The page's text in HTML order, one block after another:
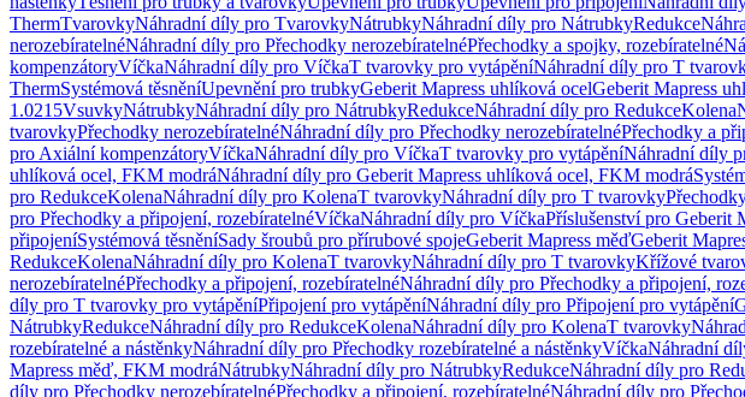
ThermTvarovkyNáhradní díly pro TvarovkyNátrubkyNáhradní díly pro NátrubkyRedukce
nerozebíratelnéNáhradní díly pro Přechodky nerozebíratelnéPřechodky a spojky, rozebíratelné
kompenzátoryVíčkaNáhradní díly pro VíčkaT tvarovky pro vytápěníNáhradní díly pro T
ThermSystémová těsněníUpevnění pro trubkyGeberit Mapress uhlíková ocelGeberit Mapress
1.0215VsuvkyNátrubkyNáhradní díly pro NátrubkyRedukceNáhradní díly pro RedukceKolena
tvarovkyPřechodky nerozebíratelnéNáhradní díly pro Přechodky nerozebíratelnéPřechodky a
pro Axiální kompenzátoryVíčkaNáhradní díly pro VíčkaT tvarovky pro vytápěníNáhradní díly
uhlíková ocel, FKM modráNáhradní díly pro Geberit Mapress uhlíková ocel, FKM modrá
pro RedukceKolenaNáhradní díly pro KolenaT tvarovkyNáhradní díly pro T tvarovky
pro Přechodky a připojení, rozebíratelnéVíčkaNáhradní díly pro VíčkaPříslušenství pro Geberit
připojeníSystémová těsněníSady šroubů pro přírubové spojeGeberit Mapress měďGeberit
RedukceKolenaNáhradní díly pro KolenaT tvarovkyNáhradní díly pro T tvarovkyKřížové
nerozebíratelnéPřechodky a připojení, rozebíratelnéNáhradní díly pro Přechodky a připojení,
díly pro T tvarovky pro vytápěníPřipojení pro vytápěníNáhradní díly pro Připojení pro vytápění
NátrubkyRedukceNáhradní díly pro RedukceKolenaNáhradní díly pro KolenaT tvarovky
rozebíratelné a nástěnkyNáhradní díly pro Přechodky rozebíratelné a nástěnkyVíčkaNáhradní
Mapress měď, FKM modráNátrubkyNáhradní díly pro NátrubkyRedukceNáhradní díly pro
díly pro Přechodky nerozebíratelnéPřechodky a připojení, rozebíratelnéNáhradní díly pro